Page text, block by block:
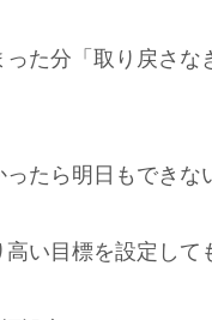
った分「取り戻さ
たら明日もできな
い目標を設定して